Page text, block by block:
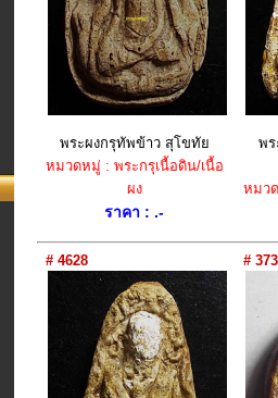
พระผงกรุทัพข้าว สุโขทัย
หมวดหมู่ : พระกรุเนื้อดิน/เนื้อ
ผง
ราคา : .-
พร
หมว
# 4628 # 373